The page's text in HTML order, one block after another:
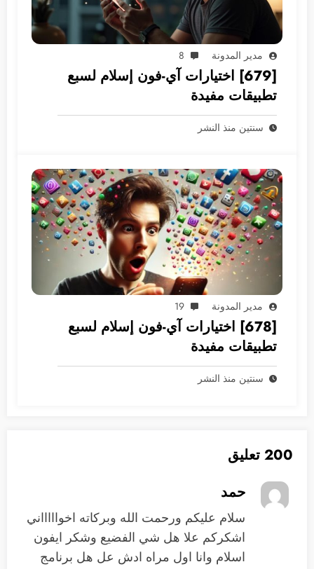
مدير المدونة 8
[679] اختيارات آي-فون إسلام لسبع
تطبيقات مفيدة
سنتين منذ النشر
مدير المدونة 19
[678] اختيارات آي-فون إسلام لسبع
تطبيقات مفيدة
سنتين منذ النشر
200 تعليق
حمد
سلام عليكم ورحمت الله وبركاته اخواااااني
اشكركم علا هل شي الفضيع وشكر ايفون
اسلام وانا اول مراه ادش عل هل برنامج